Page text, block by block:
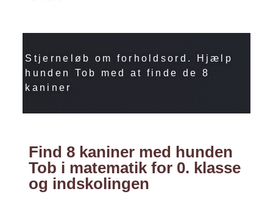
Stjerneløb om forholdsord. Hjælp
hunden Tob med at finde de 8
kaniner
Find 8 kaniner med hunden
Tob i matematik for 0. klasse
og indskolingen